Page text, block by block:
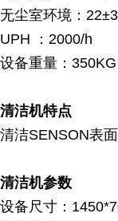
无尘室环境：
UPH ：2000/h
设备重量：350KG
清洁机特点
清洁SENSON表
清洁机参数
设备尺寸：